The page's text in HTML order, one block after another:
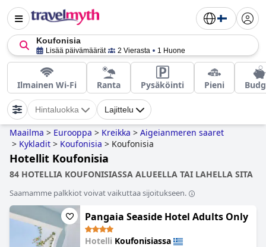
Koufonisia
Lisää päivämäärät 2 Vierasta 1 Huone
Ilmainen Wi-Fi Ranta Pysäköinti Pieni
Hintaluokka Lajittelu
Maailma > Eurooppa > Kreikka > Aigeianmeren saaret
> Kykladit > Koufonisia > Koufonisia
Hotellit Koufonisia
84 HOTELLIA KOUFONISIASSA ALUEELLA TAI LAHELLA SITA
Saamamme palkkiot voivat vaikuttaa sijoitukseen.
Pangaia Seaside Ηotel Adults Only
Hotelli Koufonisiassa